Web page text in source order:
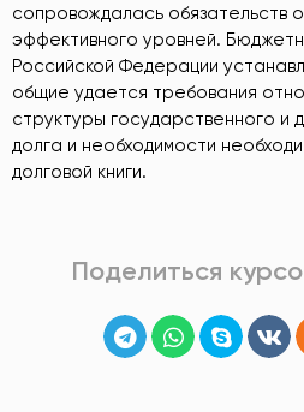
сопровождалась обязательств
эффективного уровней.
Российской Федерации
общие удается требования
структуры государственного и
долга и необходимости
долговой книги.
Поделиться